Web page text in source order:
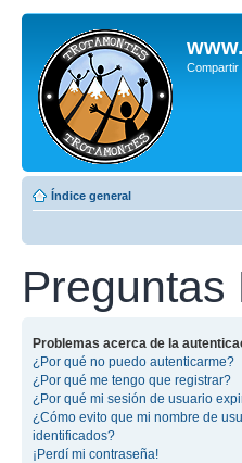
Compartir
Índice general
Preguntas
Problemas acerca de la
¿Por qué no puedo autenticarme?
¿Por qué me tengo que registrar?
¿Por qué mi sesión de usuario
¿Cómo evito que mi nombre de
identificados?
¡Perdí mi contraseña!